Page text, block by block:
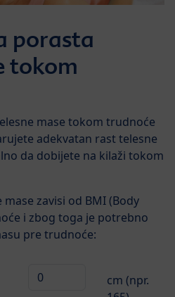
porasta
tokom
mase tokom trudnoće
adekvatan rast telesne
da dobijete na kilaži tokom
zavisi od BMI (Body
i zbog toga je potrebno
pre trudnoće:
cm (npr.